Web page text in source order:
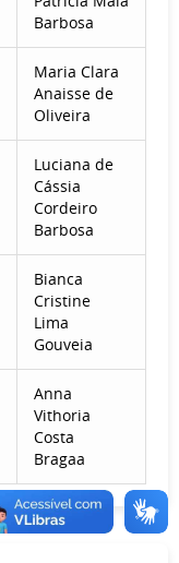
Barbosa
Maria Clara
Anaisse de
Oliveira
Luciana de
Cássia
Cordeiro
Barbosa
Bianca
Cristine
Lima
Gouveia
Anna
Vithoria
Costa
Bragaa